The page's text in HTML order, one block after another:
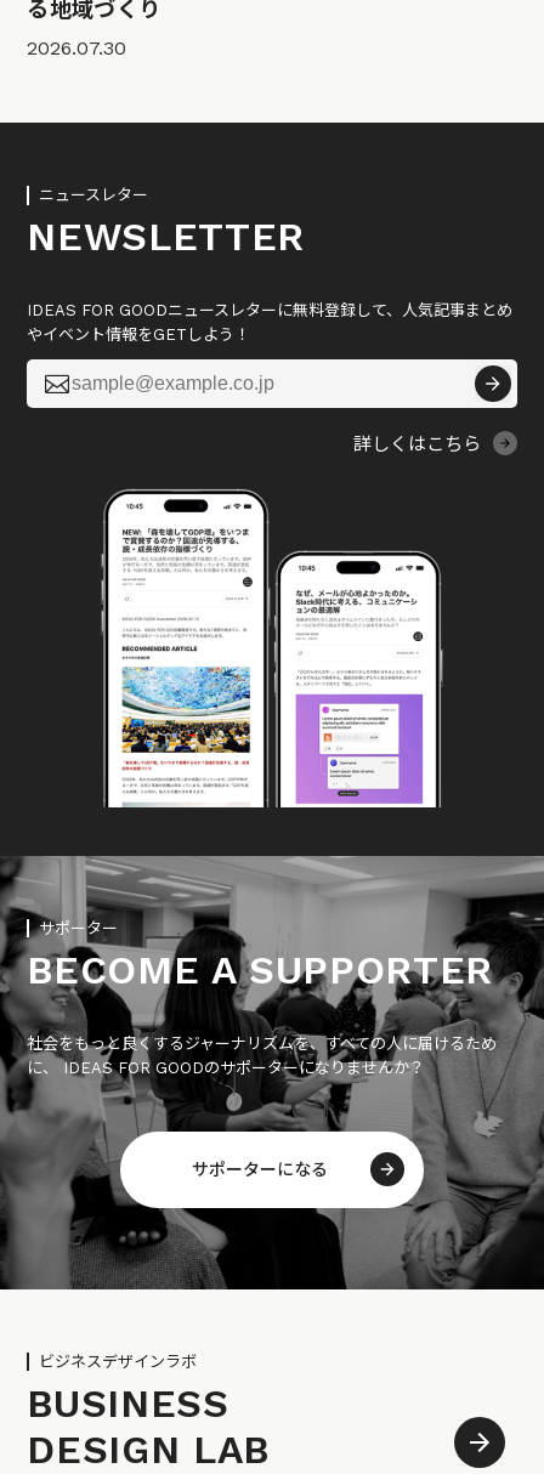
る地域づくり
2026.07.30
ニュースレター
NEWSLETTER
IDEAS FOR GOODニュースレターに無料登録して、人気記事まとめ
やイベント情報をGETしよう！

詳しくはこちら
サポーター
BECOME A SUPPORTER
社会をもっと良くするジャーナリズムを、すべての人に届けるため
に、 IDEAS FOR GOODのサポーターになりませんか？
サポーターになる
ビジネスデザインラボ
BUSINESS
DESIGN LAB